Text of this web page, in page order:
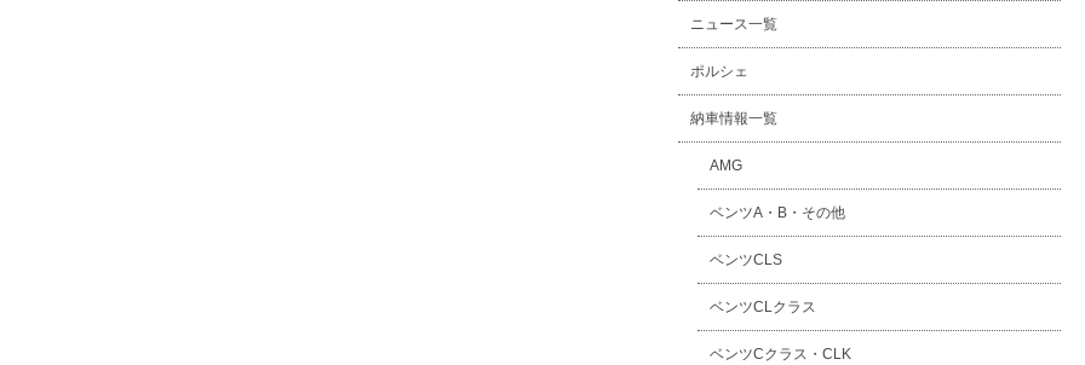
ニュース一覧
ポルシェ
納車情報一覧
AMG
ベンツA・B・その他
ベンツCLS
ベンツCLクラス
ベンツCクラス・CLK